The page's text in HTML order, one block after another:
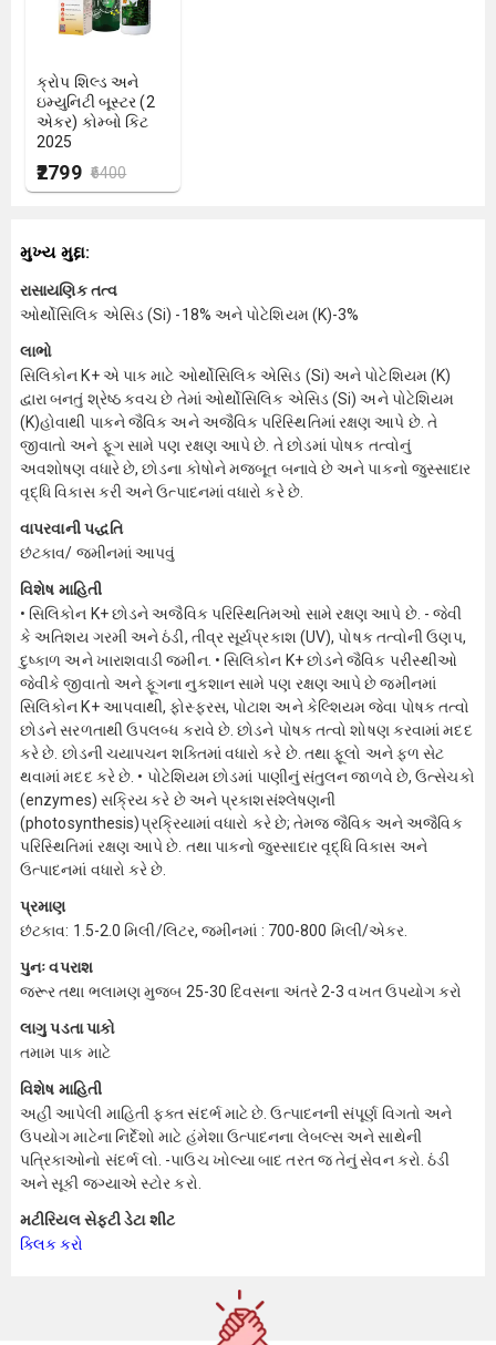
ક્રોપ શિલ્ડ અને
ઇમ્યુનિટી બૂસ્ટર (2
એકર) કોમ્બો કિટ
2025
₹2799 ₹6400
મુખ્ય મુદ્દા:
રાસાયણિક તત્વ
ઓર્થોસિલિક એસિડ (Si) -18% અને પોટેશિયમ (K)-3%
લાભો
સિલિકોન K+ એ પાક માટે ઓર્થોસિલિક એસિડ (Si) અને પોટેશિયમ (K)
દ્વારા બનતું શ્રેષ્ઠ કવચ છે તેમાં ઓર્થોસિલિક એસિડ (Si) અને પોટેશિયમ
(K)હોવાથી પાકને જૈવિક અને અજૈવિક પરિસ્થિતિમાં રક્ષણ આપે છે. તે
જીવાતો અને ફૂગ સામે પણ રક્ષણ આપે છે. તે છોડમાં પોષક તત્વોનું
અવશોષણ વધારે છે, છોડના કોષોને મજબૂત બનાવે છે અને પાકનો જુસ્સાદાર
વૃદ્ધિ વિકાસ કરી અને ઉત્પાદનમાં વધારો કરે છે.
વાપરવાની પદ્ધતિ
છંટકાવ/ જમીનમાં આપવું
વિશેષ માહિતી
• સિલિકોન K+ છોડને અજૈવિક પરિસ્થિતિમઓ સામે રક્ષણ આપે છે. - જેવી
કે અતિશય ગરમી અને ઠંડી, તીવ્ર સૂર્યપ્રકાશ (UV), પોષક તત્વોની ઉણપ,
દુષ્કાળ અને ખારાશવાડી જમીન. • સિલિકોન K+ છોડને જૈવિક પરીસ્થીઓ
જેવીકે જીવાતો અને ફૂગના નુકશાન સામે પણ રક્ષણ આપે છે જમીનમાં
સિલિકોન K+ આપવાથી, ફોસ્ફરસ, પોટાશ અને કેલ્શિયમ જેવા પોષક તત્વો
છોડને સરળતાથી ઉપલબ્ધ કરાવે છે. છોડને પોષક તત્વો શોષણ કરવામાં મદદ
કરે છે. છોડની ચયાપચન શક્તિમાં વધારો કરે છે. તથા ફૂલો અને ફળ સેટ
થવામાં મદદ કરે છે. • પોટેશિયમ છોડમાં પાણીનું સંતુલન જાળવે છે, ઉત્સેચકો
(enzymes) સક્રિય કરે છે અને પ્રકાશસંશ્લેષણની
(photosynthesis)પ્રક્રિયામાં વધારો કરે છે; તેમજ જૈવિક અને અજૈવિક
પરિસ્થિતિમાં રક્ષણ આપે છે. તથા પાકનો જુસ્સાદાર વૃદ્ધિ વિકાસ અને
ઉત્પાદનમાં વધારો કરે છે.
પ્રમાણ
છંટકાવ: 1.5-2.0 મિલી/લિટર, જમીનમાં : 700-800 મિલી/એકર.
પુનઃ વપરાશ
જરૂર તથા ભલામણ મુજબ 25-30 દિવસના અંતરે 2-3 વખત ઉપયોગ કરો
લાગુ પડતા પાકો
તમામ પાક માટે
વિશેષ માહિતી
અહીં આપેલી માહિતી ફક્ત સંદર્ભ માટે છે. ઉત્પાદનની સંપૂર્ણ વિગતો અને
ઉપયોગ માટેના નિર્દેશો માટે હંમેશા ઉત્પાદનના લેબલ્સ અને સાથેની
પત્રિકાઓનો સંદર્ભ લો. -પાઉચ ખોલ્યા બાદ તરત જ તેનું સેવન કરો. ઠંડી
અને સૂકી જગ્યાએ સ્ટોર કરો.
મટીરિયલ સેફ્ટી ડેટા શીટ
ક્લિક કરો